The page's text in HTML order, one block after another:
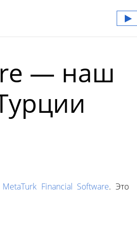
— наш
MetaTurk Financial Software. Это